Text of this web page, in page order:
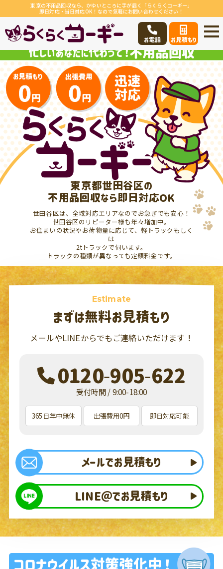
東京の不用品回収なら、かゆいところに手が届く「らくらくコーギー」
即日対応・当日対応OK！なので気軽にお問い合わせください！
お電話 お見積もり
東京都世田谷区の
不用品回収なら即日対応OK
世田谷区は、全域対応エリアなのでお急ぎでも安心！
世田谷区のリピーター様も年々増加中。
お住まいの状況やお荷物量に応じて、軽トラックもしく
は
2tトラックで伺います。
トラックの種類が異なっても定額料金です。
Estimate
まずは無料お見積もり
メールやLINEからでもご連絡いただけます！
0120-905-622
受付時間 / 9:00-18:00
365日年中無休 出張費用0円 即日対応可能
メールでお見積もり
LINE＠でお見積もり